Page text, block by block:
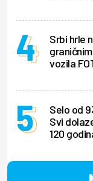
Srbi hrle
vozila
Selo od
Svi
120